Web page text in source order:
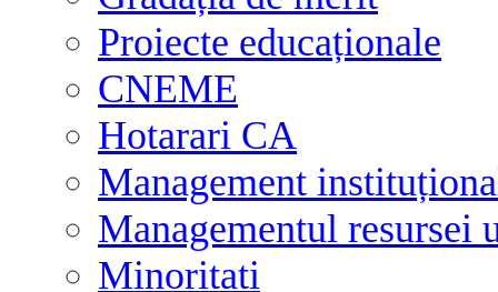
Proiecte educaționale
CNEME
Hotarari CA
Management
Managementul resursei
Minoritati